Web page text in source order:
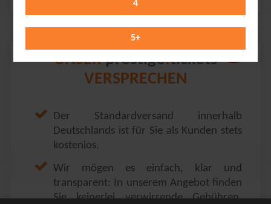
4
5+
UNSERprestige.tickets
VERSPRECHEN
Der Standardversand innerhalb
Deutschlands ist für Sie als Kunden stets
kostenlos.
Wir mögen es einfach, klar und
transparent: In unserem Angebot finden
Sie keinerlei verwirrende Gebühren,